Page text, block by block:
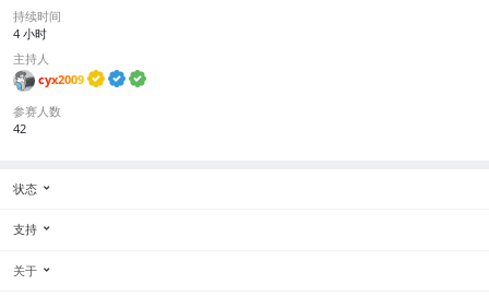
持续时间
4 小时
主持人
cyx2009
参赛人数
42
状态
支持
关于